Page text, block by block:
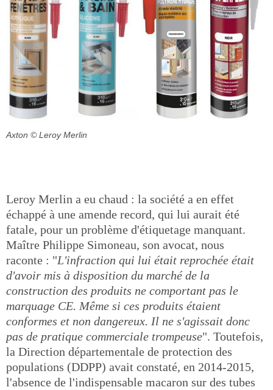
Axton © Leroy Merlin
Leroy Merlin a eu chaud : la société a en effet
échappé à une amende record, qui lui aurait été
fatale, pour un problème d'étiquetage manquant.
Maître Philippe Simoneau, son avocat, nous
raconte : "L'infraction qui lui était reprochée était
d'avoir mis à disposition du marché de la
construction des produits ne comportant pas le
marquage CE. Même si ces produits étaient
conformes et non dangereux. Il ne s'agissait donc
pas de pratique commerciale trompeuse". Toutefois,
la Direction départementale de protection des
populations (DDPP) avait constaté, en 2014-2015,
l'absence de l'indispensable macaron sur des tubes